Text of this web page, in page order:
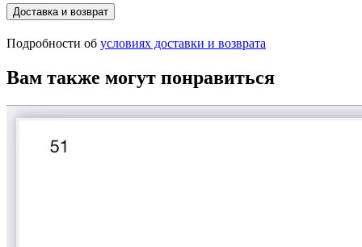
Доставка и возврат
Подробности об условиях доставки и возврата
Вам также могут понравиться